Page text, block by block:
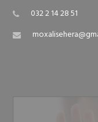
032 2 14 28 51